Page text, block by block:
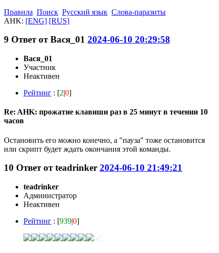
Правила Поиск Русский язык Слова-паразиты
AHK: [ENG] [RUS]
9 Ответ отВася_01 2024-06-10 20:29:58
Вася_01
Участник
Неактивен
Рейтинг : [2|0]
Re: AHK: прожатие клавиши раз в 25 минут в течении 10
часов
Остановить его можно конечно, а "пауза" тоже остановится
или скрипт будет ждать окончания этой команды.
10 Ответ отteadrinker 2024-06-10 21:49:21
teadrinker
Администратор
Неактивен
Рейтинг : [939|0]